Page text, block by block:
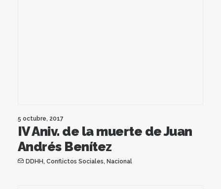
5 octubre, 2017
IV Aniv. de la muerte de Juan
Andrés Benítez
DDHH, Conflictos Sociales, Nacional